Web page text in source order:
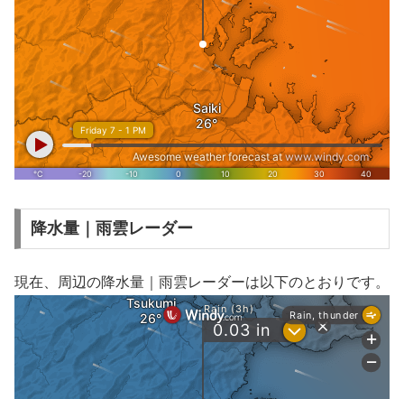
降水量｜雨雲レーダー
現在、周辺の降水量｜雨雲レーダーは以下のとおりです。